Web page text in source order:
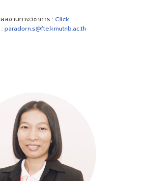
ผลงานทางวิชาการ : Click
paradorn.s@fte.kmutnb.ac.th